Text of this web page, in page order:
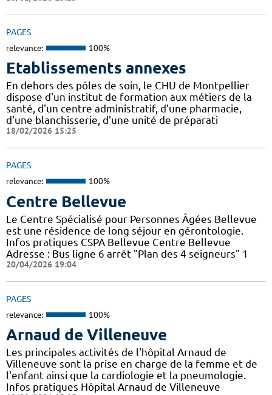
PAGES
relevance: 100%
Etablissements annexes
En dehors des pôles de soin, le CHU de Montpellier
dispose d'un institut de formation aux métiers de la
santé, d'un centre administratif, d'une pharmacie,
d'une blanchisserie, d'une unité de préparati
18/02/2026 15:25
PAGES
relevance: 100%
Centre Bellevue
Le Centre Spécialisé pour Personnes Âgées Bellevue
est une résidence de long séjour en gérontologie.
Infos pratiques CSPA Bellevue Centre Bellevue
Adresse : Bus ligne 6 arrêt "Plan des 4 seigneurs" 1
20/04/2026 19:04
PAGES
relevance: 100%
Arnaud de Villeneuve
Les principales activités de l'hôpital Arnaud de
Villeneuve sont la prise en charge de la femme et de
l'enfant ainsi que la cardiologie et la pneumologie.
Infos pratiques Hôpital Arnaud de Villeneuve